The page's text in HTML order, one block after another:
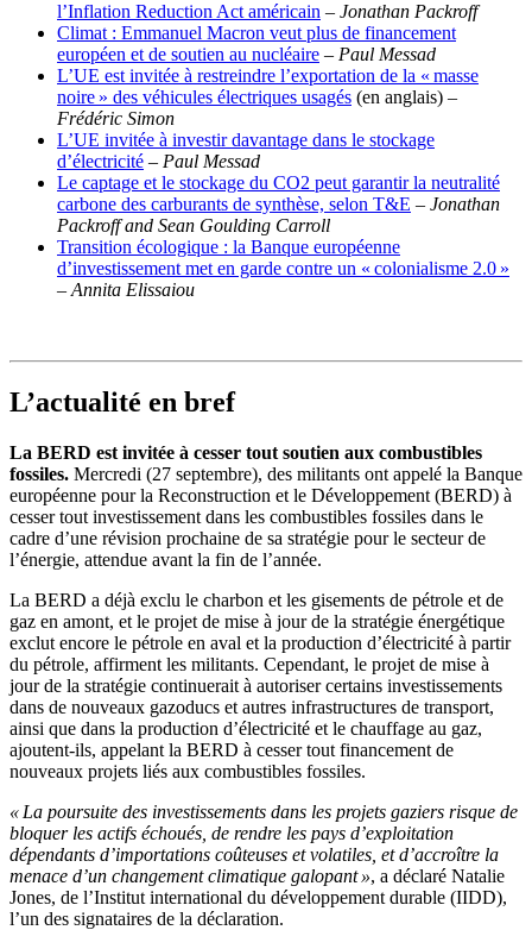
l’Inflation Reduction Act américain – Jonathan Packroff
Climat : Emmanuel Macron veut plus de financement
européen et de soutien au nucléaire – Paul Messad
L’UE est invitée à restreindre l’exportation de la « masse
noire » des véhicules électriques usagés (en anglais) –
Frédéric Simon
L’UE invitée à investir davantage dans le stockage
d’électricité – Paul Messad
Le captage et le stockage du CO2 peut garantir la neutralité
carbone des carburants de synthèse, selon T&E – Jonathan
Packroff and Sean Goulding Carroll
Transition écologique : la Banque européenne
d’investissement met en garde contre un « colonialisme 2.0 »
– Annita Elissaiou
L’actualité en bref
La BERD est invitée à cesser tout soutien aux combustibles
fossiles. Mercredi (27 septembre), des militants ont appelé la Banque
européenne pour la Reconstruction et le Développement (BERD) à
cesser tout investissement dans les combustibles fossiles dans le
cadre d’une révision prochaine de sa stratégie pour le secteur de
l’énergie, attendue avant la fin de l’année.
La BERD a déjà exclu le charbon et les gisements de pétrole et de
gaz en amont, et le projet de mise à jour de la stratégie énergétique
exclut encore le pétrole en aval et la production d’électricité à partir
du pétrole, affirment les militants. Cependant, le projet de mise à
jour de la stratégie continuerait à autoriser certains investissements
dans de nouveaux gazoducs et autres infrastructures de transport,
ainsi que dans la production d’électricité et le chauffage au gaz,
ajoutent-ils, appelant la BERD à cesser tout financement de
nouveaux projets liés aux combustibles fossiles.
« La poursuite des investissements dans les projets gaziers risque de
bloquer les actifs échoués, de rendre les pays d’exploitation
dépendants d’importations coûteuses et volatiles, et d’accroître la
menace d’un changement climatique galopant », a déclaré Natalie
Jones, de l’Institut international du développement durable (IIDD),
l’un des signataires de la déclaration.